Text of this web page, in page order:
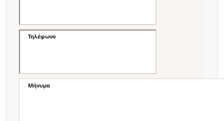
Τηλέφωνο
Μήνυμα